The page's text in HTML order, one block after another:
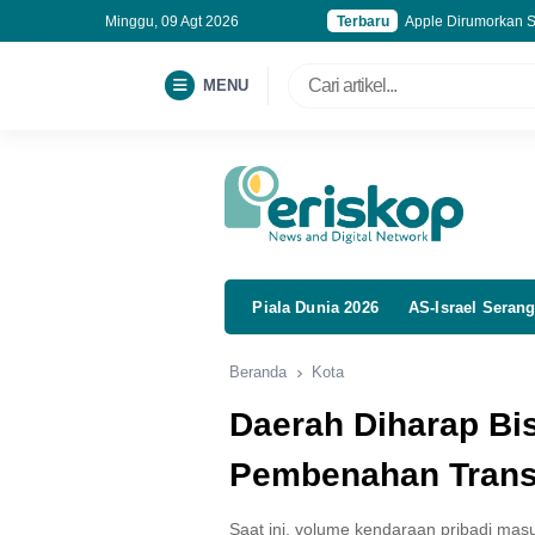
Minggu, 09 Agt 2026 Terbaru
Apple Dirumorkan
Harga iPhone 17
MENU
Piala Dunia 2026 AS-Israel
Beranda Kota
Daerah Diharap
Pembenahan
Saat ini, volume kendaraan pribadi